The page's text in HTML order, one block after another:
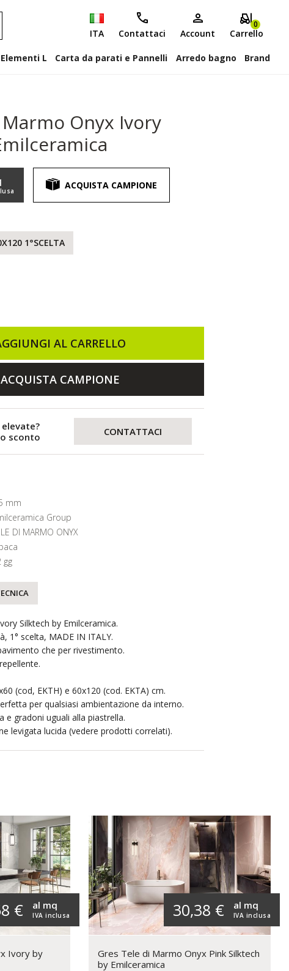
ITA Contattaci Account
0
Carrello
Gradoni Battiscopa Elementi L Carta da parati e Pannelli Arredo bagno Brand
Onyx Ivory
ACQUISTA CAMPIONE
1°SCELTA
AL CARRELLO
ACQUISTA CAMPIONE
sconto
CONTATTACI
mm
Group
DI MARMO ONYX
gg
Silktech by Emilceramica.
1° scelta, MADE IN ITALY.
che per rivestimento.
(cod, EKTH) e 60x120 (cod. EKTA) cm.
per qualsiasi ambientazione da interno.
e gradoni uguali alla piastrella.
levigata lucida (vedere prodotti correlati).
€ IVA inclusa
al mq
Ivory by
30,38 € IVA inclusa
al mq
Gres Tele di Marmo Onyx Pink Silktech
by Emilceramica